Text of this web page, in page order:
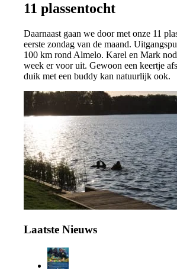
11 plassentocht
Daarnaast gaan we door met onze 11
eerste zondag van de maand.
100 km rond Almelo. Karel en Mark
week er voor uit. Gewoon een keertje
duik met een buddy kan natuurlijk ook.
Laatste Nieuws